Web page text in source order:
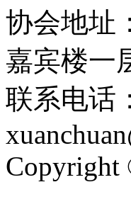
协会地址
嘉宾楼一
联系电话：
Copyright